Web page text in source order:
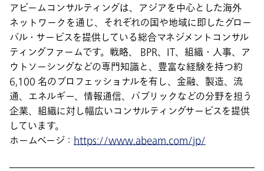
アビームコンサルティングは、アジアを中心とした海外
ネットワークを通じ、それぞれの国や地域に即したグロー
バル・サービスを提供している総合マネジメントコンサル
ティングファームです。戦略、 BPR、IT、組織・人事、ア
ウトソーシングなどの専門知識と、豊富な経験を持つ約
6,100 名のプロフェッショナルを有し、金融、製造、流
通、エネルギー、情報通信、パブリックなどの分野を担う
企業、組織に対し幅広いコンサルティングサービスを提供
しています。
ホームページ： https://www.abeam.com/jp/